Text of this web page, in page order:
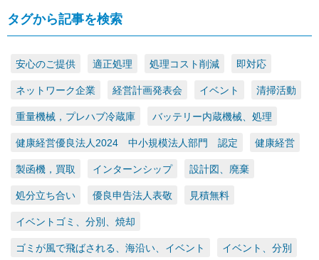
タグから記事を検索
安心のご提供 適正処理 処理コスト削減 即対応
ネットワーク企業 経営計画発表会 イベント 清掃活動
重量機械，プレハブ冷蔵庫 バッテリー内蔵機械、処理
健康経営優良法人2024 中小規模法人部門 認定 健康経営
製函機，買取 インターンシップ 設計図、廃棄
処分立ち合い 優良申告法人表敬 見積無料
イベントゴミ、分別、焼却
ゴミが風で飛ばされる、海沿い、イベント イベント、分別